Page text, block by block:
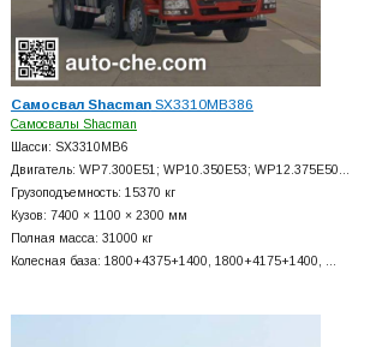
Самосвал ShacmanSX3310MB386
Самосвалы Shacman
Шасси: SX3310MB6
Двигатель: WP7.300E51; WP10.350E53; WP12.375E50…
Грузоподъемность: 15370 кг
Кузов: 7400 × 1100 × 2300 мм
Полная масса: 31000 кг
Колесная база: 1800+4375+1400, 1800+4175+1400, …